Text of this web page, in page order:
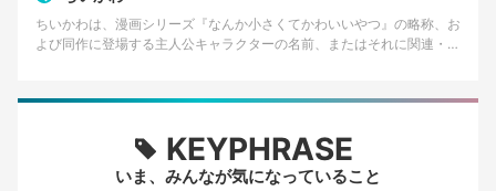
ちいかわは、漫画シリーズ『なんか小さくてかわいいやつ』の略称、お
よび同作に登場する主人公キャラクターの名前、またはそれに関連・付
KEYPHRASE
いま、みんなが気になっていること